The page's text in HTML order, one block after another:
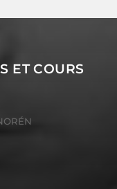
ET COURS